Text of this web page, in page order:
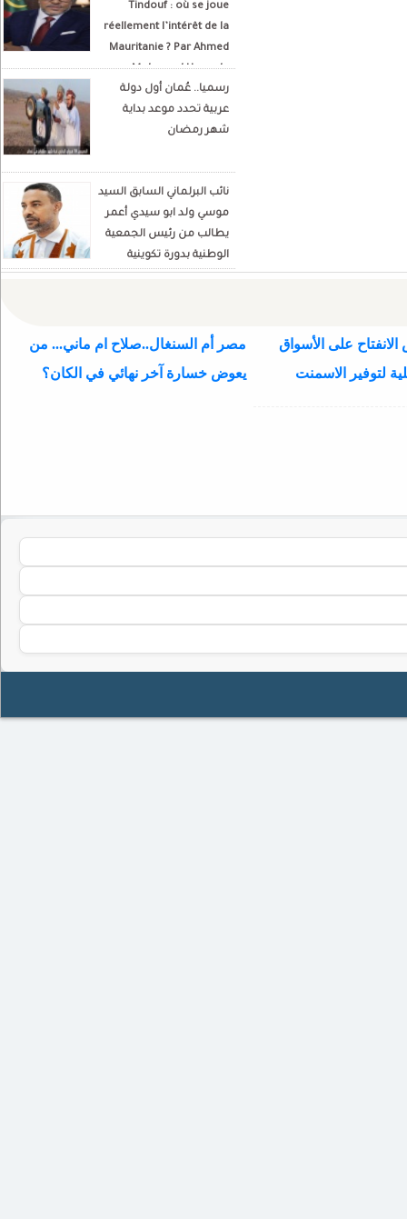
Tindouf : où se joue
réellement l’intérêt de la
Mauritanie ? Par Ahmed
Mohamed Hamada
Écrivain et analyste
politique
رسميا.. عُمان أول دولة
عربية تحدد موعد بداية
شهر رمضان
نائب البرلماني السابق السيد
موسي ولد ابو سيدي أعمر
يطالب من رئيس الجمعية
الوطنية بدورة تكوينية
للنواب الجديد
على الأسواق
لتوفير الاسمنت
مصر أم السنغال..صلاح ام ماني... من
يعوض خسارة آخر نهائي في الكان؟